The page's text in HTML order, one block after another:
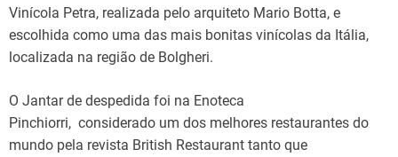
Vinícola Petra, realizada pelo arquiteto Mario Botta, e
escolhida como uma das mais bonitas vinícolas da Itália,
localizada na região de Bolgheri.
O Jantar de despedida foi na Enoteca
Pinchiorri, considerado um dos melhores restaurantes do
mundo pela revista British Restaurant tanto que